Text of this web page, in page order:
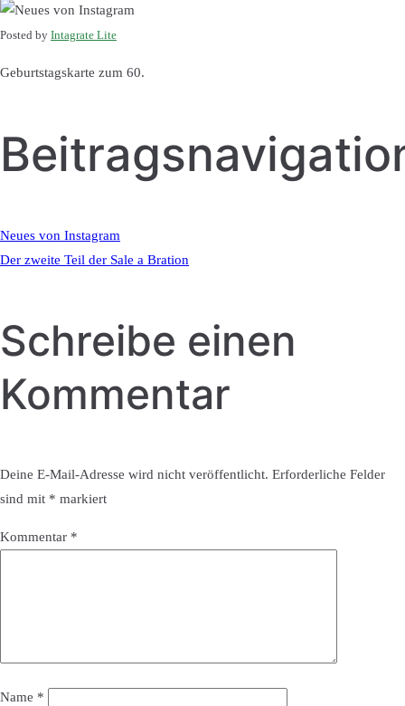
Posted by Intagrate Lite
Geburtstagskarte zum 60.
Neues von Instagram
Der zweite Teil der Sale a Bration
Schreibe einen
Kommentar
Deine E-Mail-Adresse wird nicht veröffentlicht. Erforderliche Felder
sind mit * markiert
Kommentar *
Name *